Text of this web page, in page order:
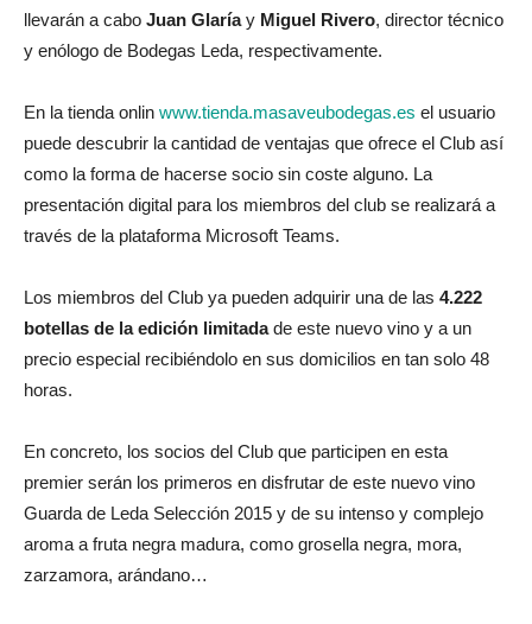
llevarán a cabo Juan Glaríay Miguel Rivero, director técnico
y enólogo de Bodegas Leda, respectivamente.
En la tienda onlin www.tienda.masaveubodegas.es el usuario
puede descubrir la cantidad de ventajas que ofrece el Club así
como la forma de hacerse socio sin coste alguno. La
presentación digital para los miembros del club se realizará a
través de la plataforma Microsoft Teams.
Los miembros del Club ya pueden adquirir una de las 4.222
botellas de la edición limitadade este nuevo vino y a un
precio especial recibiéndolo en sus domicilios en tan solo 48
horas.
En concreto, los socios del Club que participen en esta
premier serán los primeros en disfrutar de este nuevo vino
Guarda de Leda Selección 2015 y de su intenso y complejo
aroma a fruta negra madura, como grosella negra, mora,
zarzamora, arándano…